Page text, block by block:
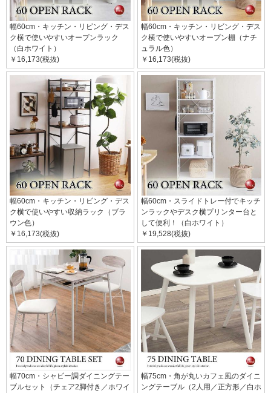
幅60cm・キッチン・リビング・デス
ク横で使いやすいオープンラック
（白ホワイト）
￥16,173(税抜)
幅60cm・キッチン・リビング・デス
ク横で使いやすいオープン棚（ナチ
ュラル色）
￥16,173(税抜)
幅60cm・キッチン・リビング・デス
ク横で使いやすい収納ラック（ブラ
ウン色）
￥16,173(税抜)
幅60cm・スライドトレー付でキッチ
ンラックやデスク横プリンター台と
して便利！（白ホワイト）
￥19,528(税抜)
幅70cm・シャビー調ダイニングテー
ブルセット（チェア2脚付き／ホワイ
幅75cm・角が丸いカフェ風のダイニ
ングテーブル（2人用／正方形／白ホ